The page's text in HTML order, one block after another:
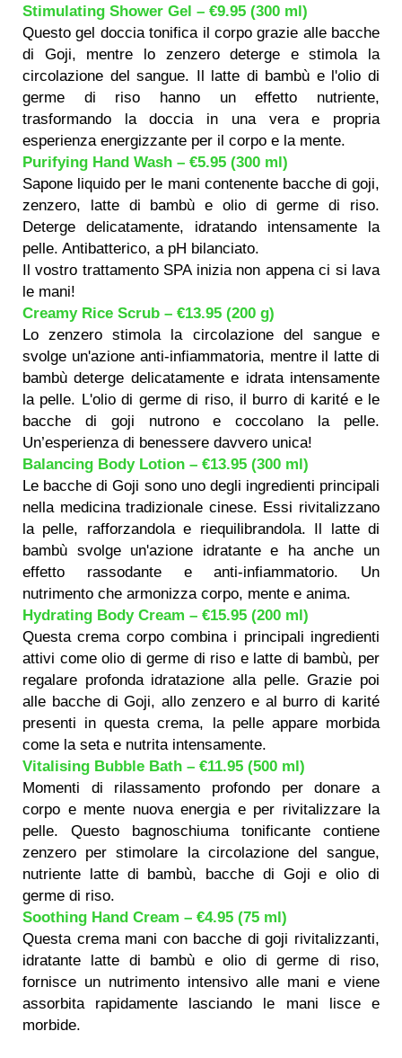
Stimulating Shower Gel – €9.95 (300 ml)
Questo gel doccia tonifica il corpo grazie alle bacche
di Goji, mentre lo zenzero deterge e stimola la
circolazione del sangue. Il latte di bambù e l'olio di
germe di riso hanno un effetto nutriente,
trasformando la doccia in una vera e propria
esperienza energizzante per il corpo e la mente.
Purifying Hand Wash – €5.95 (300 ml)
Sapone liquido per le mani contenente bacche di goji,
zenzero, latte di bambù e olio di germe di riso.
Deterge delicatamente, idratando intensamente la
pelle. Antibatterico, a pH bilanciato.
Il vostro trattamento SPA inizia non appena ci si lava
le mani!
Creamy Rice Scrub – €13.95 (200 g)
Lo zenzero stimola la circolazione del sangue e
svolge un'azione anti-infiammatoria, mentre il latte di
bambù deterge delicatamente e idrata intensamente
la pelle. L'olio di germe di riso, il burro di karité e le
bacche di goji nutrono e coccolano la pelle.
Un’esperienza di benessere davvero unica!
Balancing Body Lotion – €13.95 (300 ml)
Le bacche di Goji sono uno degli ingredienti principali
nella medicina tradizionale cinese. Essi rivitalizzano
la pelle, rafforzandola e riequilibrandola. Il latte di
bambù svolge un'azione idratante e ha anche un
effetto rassodante e anti-infiammatorio. Un
nutrimento che armonizza corpo, mente e anima.
Hydrating Body Cream – €15.95 (200 ml)
Questa crema corpo combina i principali ingredienti
attivi come olio di germe di riso e latte di bambù, per
regalare profonda idratazione alla pelle. Grazie poi
alle bacche di Goji, allo zenzero e al burro di karité
presenti in questa crema, la pelle appare morbida
come la seta e nutrita intensamente.
Vitalising Bubble Bath – €11.95 (500 ml)
Momenti di rilassamento profondo per donare a
corpo e mente nuova energia e per rivitalizzare la
pelle. Questo bagnoschiuma tonificante contiene
zenzero per stimolare la circolazione del sangue,
nutriente latte di bambù, bacche di Goji e olio di
germe di riso.
Soothing Hand Cream – €4.95 (75 ml)
Questa crema mani con bacche di goji rivitalizzanti,
idratante latte di bambù e olio di germe di riso,
fornisce un nutrimento intensivo alle mani e viene
assorbita rapidamente lasciando le mani lisce e
morbide.